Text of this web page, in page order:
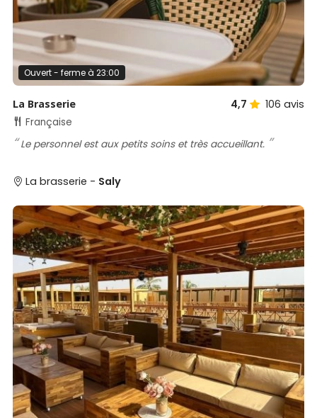
Ouvert - ferme à 23:00
La Brasserie 4,7 106 avis
Française
Le personnel est aux petits soins et très accueillant.
La brasserie - Saly